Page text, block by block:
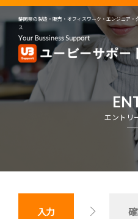
静岡県の製造・販売・オフィスワーク・エンジニア
ス
エントリ
入力